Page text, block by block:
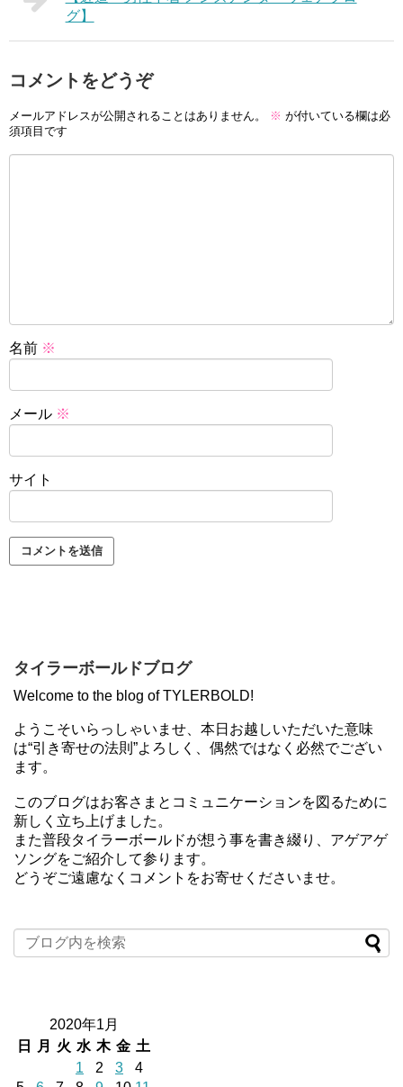
グ】
コメントをどうぞ
メールアドレスが公開されることはありません。 ※ が付いている欄は必
須項目です
名前 ※
メール ※
サイト
タイラーボールドブログ
Welcome to the blog of TYLERBOLD!
ようこそいらっしゃいませ、本日お越しいただいた意味
は“引き寄せの法則”よろしく、偶然ではなく必然でござい
ます。
このブログはお客さまとコミュニケーションを図るために
新しく立ち上げました。
また普段タイラーボールドが想う事を書き綴り、アゲアゲ
ソングをご紹介して参ります。
どうぞご遠慮なくコメントをお寄せくださいませ。
2020年1月
日
月 火 水 木 金 土
1
2 3
4